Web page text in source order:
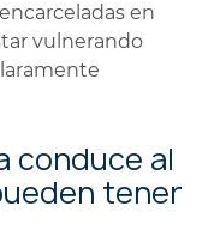
en
vulnerando
conduce al
tener